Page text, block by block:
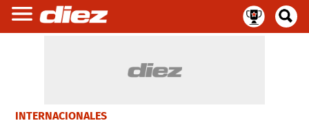
INTERNACIONALES